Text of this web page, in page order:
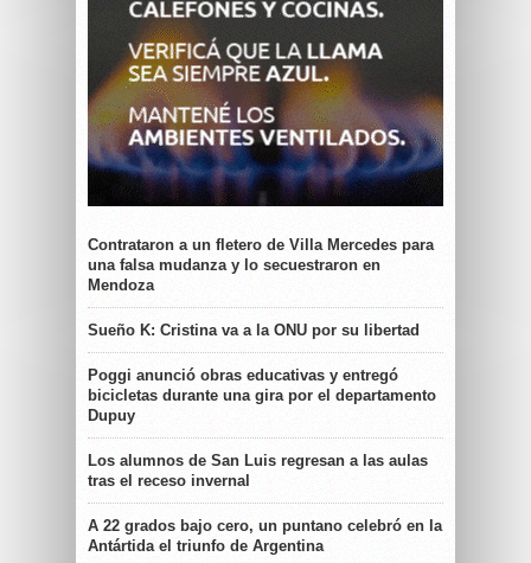
Contrataron a un fletero de Villa Mercedes para
una falsa mudanza y lo secuestraron en
Mendoza
Sueño K: Cristina va a la ONU por su libertad
Poggi anunció obras educativas y entregó
bicicletas durante una gira por el departamento
Dupuy
Los alumnos de San Luis regresan a las aulas
tras el receso invernal
A 22 grados bajo cero, un puntano celebró en la
Antártida el triunfo de Argentina